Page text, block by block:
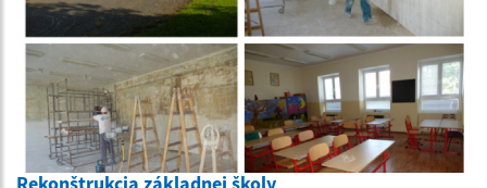
Rekonštrukcia základnej školy